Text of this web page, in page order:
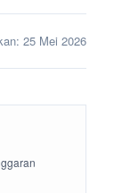
25 Mei 2026